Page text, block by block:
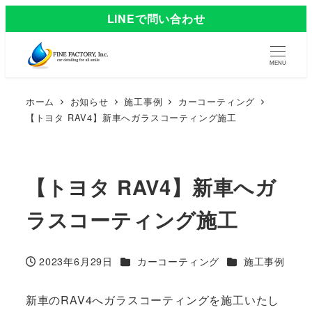
LINEで問い合わせ
MENU
ホーム お知らせ 施工事例
カーコーティング
【トヨタ RAV4】新車へガラスコーティング施工
【トヨタ RAV4】新車へガ
ラスコーティング施工
投稿日
2023年6月29日 カテゴリー
カーコーティング カテゴリー
施工事例
新車のRAV4へガラスコーティングを施工いたし